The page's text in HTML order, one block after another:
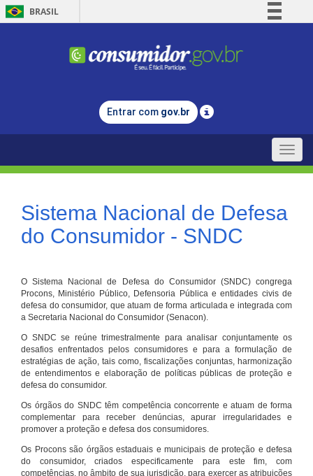
BRASIL
Comunica BR
Legislação
Entrar com gov.br
Toggle
Sistema Nacional de Defesa
do Consumidor - SNDC
O Sistema Nacional de Defesa do Consumidor (SNDC) congrega
Procons, Ministério Público, Defensoria Pública e entidades civis de
defesa do consumidor, que atuam de forma articulada e integrada com
a Secretaria Nacional do Consumidor (Senacon).
O SNDC se reúne trimestralmente para analisar conjuntamente os
desafios enfrentados pelos consumidores e para a formulação de
estratégias de ação, tais como, fiscalizações conjuntas, harmonização
de entendimentos e elaboração de políticas públicas de proteção e
defesa do consumidor.
Os órgãos do SNDC têm competência concorrente e atuam de forma
complementar para receber denúncias, apurar irregularidades e
promover a proteção e defesa dos consumidores.
Os Procons são órgãos estaduais e municipais de proteção e defesa
do consumidor, criados especificamente para este fim, com
competências, no âmbito de sua jurisdição, para exercer as atribuições